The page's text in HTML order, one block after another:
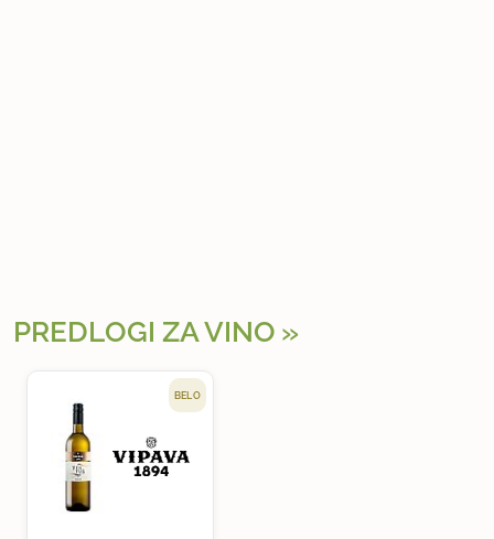
PREDLOGI ZA VINO
BELO